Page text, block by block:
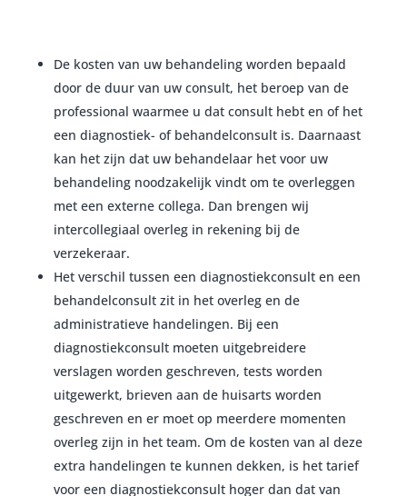
De kosten van uw behandeling worden bepaald
door de duur van uw consult, het beroep van de
professional waarmee u dat consult hebt en of het
een diagnostiek- of behandelconsult is. Daarnaast
kan het zijn dat uw behandelaar het voor uw
behandeling noodzakelijk vindt om te overleggen
met een externe collega. Dan brengen wij
intercollegiaal overleg in rekening bij de
verzekeraar.
Het verschil tussen een diagnostiekconsult en een
behandelconsult zit in het overleg en de
administratieve handelingen. Bij een
diagnostiekconsult moeten uitgebreidere
verslagen worden geschreven, tests worden
uitgewerkt, brieven aan de huisarts worden
geschreven en er moet op meerdere momenten
overleg zijn in het team. Om de kosten van al deze
extra handelingen te kunnen dekken, is het tarief
voor een diagnostiekconsult hoger dan dat van